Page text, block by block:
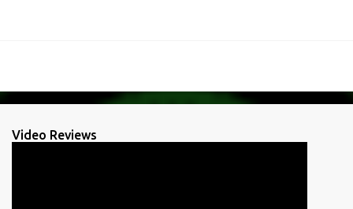
Video Reviews